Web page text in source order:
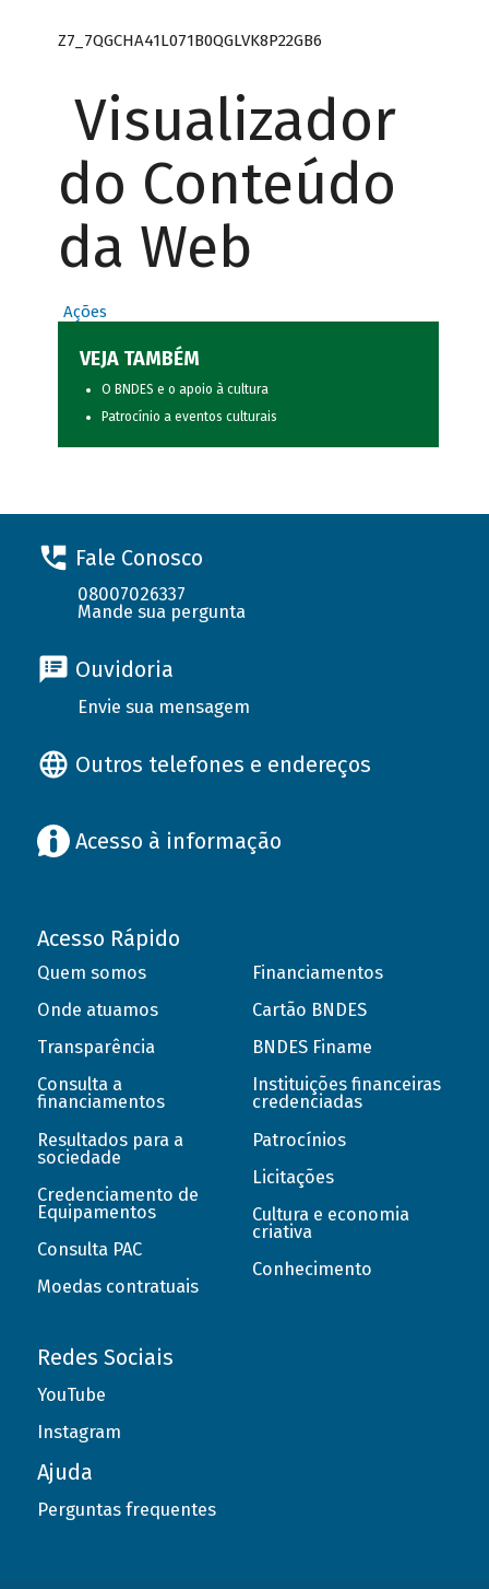
Z7_7QGCHA41L071B0QGLVK8P22GB6
Visualizador
do Conteúdo
da Web
Ações
VEJA TAMBÉM
O BNDES e o apoio à cultura
Patrocínio a eventos culturais
Fale Conosco
08007026337
Mande sua pergunta
Ouvidoria
Envie sua mensagem
Outros telefones e endereços
Acesso à informação
Acesso Rápido
Quem somos
Onde atuamos
Transparência
Consulta a
financiamentos
Resultados para a
sociedade
Credenciamento de
Equipamentos
Consulta PAC
Moedas contratuais
Financiamentos
Cartão BNDES
BNDES Finame
Instituições financeiras
credenciadas
Patrocínios
Licitações
Cultura e economia
criativa
Conhecimento
Redes Sociais
YouTube
Instagram
Ajuda
Perguntas frequentes